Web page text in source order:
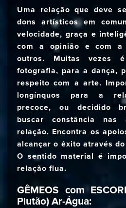
Uma relação que deve
dons artísticos em
velocidade, graça e
com a opinião e com a
outros. Muitas vezes
fotografia, para a dança,
respeito com a arte.
longínquos para a
precoce, ou decidido
buscar constância nas
relação. Encontra os
alcançar o êxito através
O sentido material é
relação flua.
GÊMEOS com
Plutão) Ar-Água: